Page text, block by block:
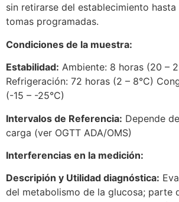
sin retirarse del establecimiento
tomas programadas.
Condiciones de la muestra:
Estabilidad: Ambiente: 8 horas (20 –
Refrigeración: 72 horas (2 – 8°C)
(-15 – -25°C)
Intervalos de Referencia: Depende
carga (ver OGTT ADA/OMS)
Interferencias en la medición:
Descripión y Utilidad diagnóstica:
del metabolismo de la glucosa; parte